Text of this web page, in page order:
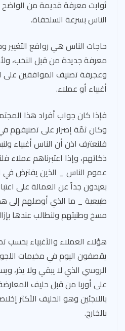
ثوابت معرفة قديمة من الواضح
الناس بسرعة السلحفاة.
حاجات الناس هي روافع التغيير
معرفة جديدة من قبل النخب،
وعجرفة تصنيف الموافقين على
أغبياء أو عملاء.
فإذا كان جواب أفراد هذا
وكان ثمّة إصرار على تصنيفهم
فلنعترف اذن أن الناس أغبياء
ذكائهم، وإذا اعتبرناهم عملاء
عموم الناس _ الذين يفترض في
بعيدون جداً عن العمالة على
طبيعية _ ما الذي أوصلهم إلى
مسخ وطنيتهم ولنطالب عندها
هؤلاء العملاء والأغبياء
يقصفون اليوم في مخيمات
الروسي الذي لا يبقي ولا يذر،
على أوربا من قبل حليف
باللاجئين وهو الحليف الأكثر
بالخارج.